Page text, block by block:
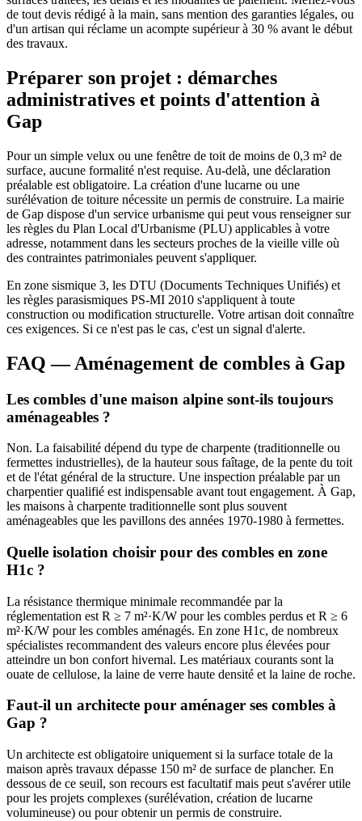
de tout devis rédigé à la main, sans mention des garanties légales, ou
d'un artisan qui réclame un acompte supérieur à 30 % avant le début
des travaux.
Préparer son projet : démarches
administratives et points d'attention à
Gap
Pour un simple velux ou une fenêtre de toit de moins de 0,3 m² de
surface, aucune formalité n'est requise. Au-delà, une déclaration
préalable est obligatoire. La création d'une lucarne ou une
surélévation de toiture nécessite un permis de construire. La mairie
de Gap dispose d'un service urbanisme qui peut vous renseigner sur
les règles du Plan Local d'Urbanisme (PLU) applicables à votre
adresse, notamment dans les secteurs proches de la vieille ville où
des contraintes patrimoniales peuvent s'appliquer.
En zone sismique 3, les DTU (Documents Techniques Unifiés) et
les règles parasismiques PS-MI 2010 s'appliquent à toute
construction ou modification structurelle. Votre artisan doit connaître
ces exigences. Si ce n'est pas le cas, c'est un signal d'alerte.
FAQ — Aménagement de combles à Gap
Les combles d'une maison alpine sont-ils toujours
aménageables ?
Non. La faisabilité dépend du type de charpente (traditionnelle ou
fermettes industrielles), de la hauteur sous faîtage, de la pente du toit
et de l'état général de la structure. Une inspection préalable par un
charpentier qualifié est indispensable avant tout engagement. À Gap,
les maisons à charpente traditionnelle sont plus souvent
aménageables que les pavillons des années 1970-1980 à fermettes.
Quelle isolation choisir pour des combles en zone
H1c ?
La résistance thermique minimale recommandée par la
réglementation est R ≥ 7 m²·K/W pour les combles perdus et R ≥ 6
m²·K/W pour les combles aménagés. En zone H1c, de nombreux
spécialistes recommandent des valeurs encore plus élevées pour
atteindre un bon confort hivernal. Les matériaux courants sont la
ouate de cellulose, la laine de verre haute densité et la laine de roche.
Faut-il un architecte pour aménager ses combles à
Gap ?
Un architecte est obligatoire uniquement si la surface totale de la
maison après travaux dépasse 150 m² de surface de plancher. En
dessous de ce seuil, son recours est facultatif mais peut s'avérer utile
pour les projets complexes (surélévation, création de lucarne
volumineuse) ou pour obtenir un permis de construire.